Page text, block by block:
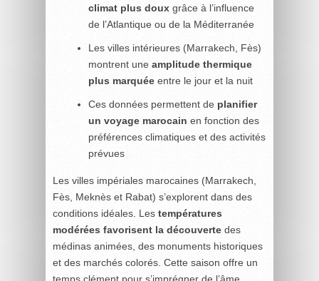
climat plus doux grâce à l’influence
de l’Atlantique ou de la Méditerranée
Les villes intérieures (Marrakech, Fès)
montrent une amplitude thermique
plus marquée entre le jour et la nuit
Ces données permettent de planifier
un voyage marocain en fonction des
préférences climatiques et des activités
prévues
Les villes impériales marocaines (Marrakech,
Fès, Meknès et Rabat) s’explorent dans des
conditions idéales. Les températures
modérées favorisent la découverte des
médinas animées, des monuments historiques
et des marchés colorés. Cette saison offre un
temps clément pour s’imprégner de l’âme